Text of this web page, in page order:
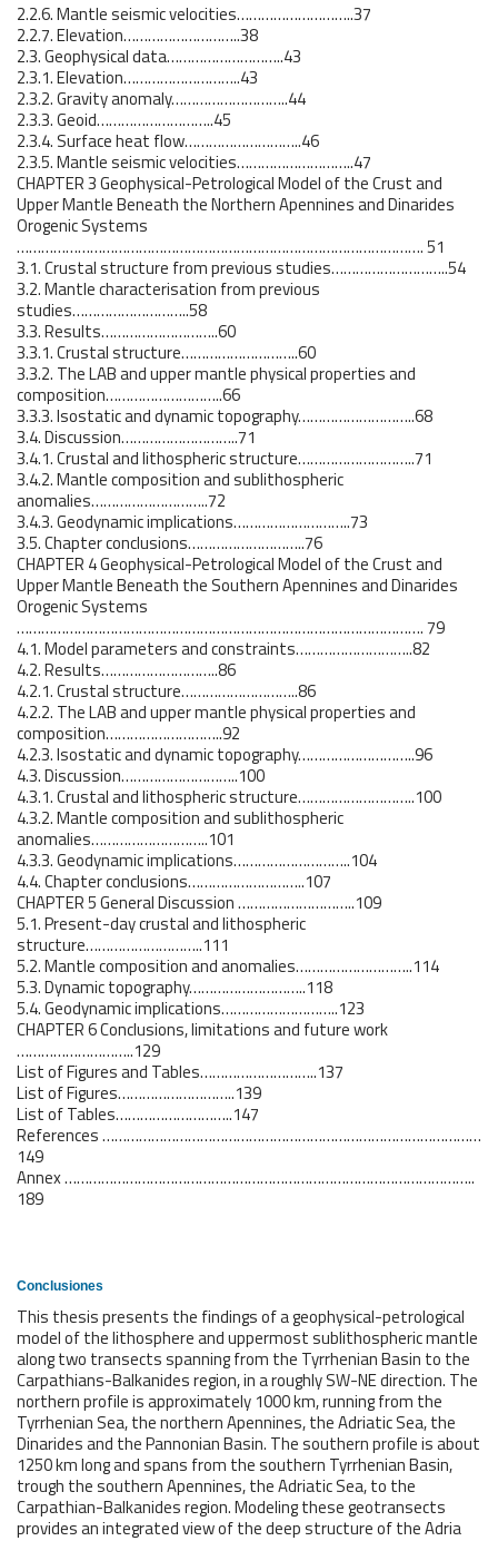
2.2.6. Mantle seismic velocities………………………..37
2.2.7. Elevation………………………..38
2.3. Geophysical data………………………..43
2.3.1. Elevation………………………..43
2.3.2. Gravity anomaly………………………..44
2.3.3. Geoid………………………..45
2.3.4. Surface heat flow………………………..46
2.3.5. Mantle seismic velocities………………………..47
CHAPTER 3 Geophysical-Petrological Model of the Crust and
Upper Mantle Beneath the Northern Apennines and Dinarides
Orogenic Systems
………………………………………………………………………………………. 51
3.1. Crustal structure from previous studies………………………..54
3.2. Mantle characterisation from previous
studies………………………..58
3.3. Results………………………..60
3.3.1. Crustal structure………………………..60
3.3.2. The LAB and upper mantle physical properties and
composition………………………..66
3.3.3. Isostatic and dynamic topography………………………..68
3.4. Discussion………………………..71
3.4.1. Crustal and lithospheric structure………………………..71
3.4.2. Mantle composition and sublithospheric
anomalies………………………..72
3.4.3. Geodynamic implications………………………..73
3.5. Chapter conclusions………………………..76
CHAPTER 4 Geophysical-Petrological Model of the Crust and
Upper Mantle Beneath the Southern Apennines and Dinarides
Orogenic Systems
………………………………………………………………………………………. 79
4.1. Model parameters and constraints………………………..82
4.2. Results………………………..86
4.2.1. Crustal structure………………………..86
4.2.2. The LAB and upper mantle physical properties and
composition………………………..92
4.2.3. Isostatic and dynamic topography………………………..96
4.3. Discussion………………………..100
4.3.1. Crustal and lithospheric structure………………………..100
4.3.2. Mantle composition and sublithospheric
anomalies………………………..101
4.3.3. Geodynamic implications………………………..104
4.4. Chapter conclusions………………………..107
CHAPTER 5 General Discussion ………………………..109
5.1. Present-day crustal and lithospheric
structure………………………..111
5.2. Mantle composition and anomalies………………………..114
5.3. Dynamic topography………………………..118
5.4. Geodynamic implications………………………..123
CHAPTER 6 Conclusions, limitations and future work
………………………..129
List of Figures and Tables………………………..137
List of Figures………………………..139
List of Tables………………………..147
References …………………………………………………………………………………
149
Annex ………………………………………………………………………………………..
189
Conclusiones
This thesis presents the findings of a geophysical-petrological
model of the lithosphere and uppermost sublithospheric mantle
along two transects spanning from the Tyrrhenian Basin to the
Carpathians-Balkanides region, in a roughly SW-NE direction. The
northern profile is approximately 1000 km, running from the
Tyrrhenian Sea, the northern Apennines, the Adriatic Sea, the
Dinarides and the Pannonian Basin. The southern profile is about
1250 km long and spans from the southern Tyrrhenian Basin,
trough the southern Apennines, the Adriatic Sea, to the
Carpathian-Balkanides region. Modeling these geotransects
provides an integrated view of the deep structure of the Adria